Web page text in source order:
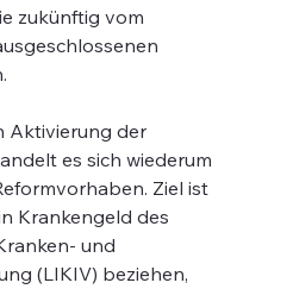
zukünftig vom
Aktivierung der
es sich wiederum
Ziel ist
Krankengeld des
und
(LIKIV) beziehen,